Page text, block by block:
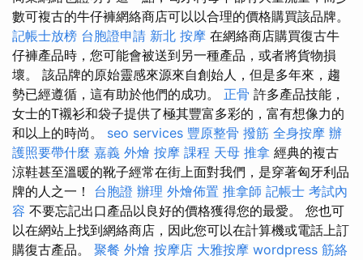
數可複古的牛仔褲網絡商店可以以合理的價格購買該品牌。
記帳士放榜 台胞證申請 新北 按摩 在網絡商店購買復古牛
仔褲產品時，您可能會被送到另一種產品，或者將貨物損
壞。 該品牌的原始靈感來源來自創始人，但是多年來，趨
勢已經遵循，這有助於他們的成功。 正骨 許多產品技能，
女士的T襯衫和袋子提供了極其豐富多彩的，富有想像力的
和以上的時尚。 seo services 豐原整骨 撥筋 全身按摩 辦
護照要帶什麼 嘉義 外燴 按摩 課程 天母 推拿 經典的複古
涼鞋甚至溫暖的靴子經常在街上面對我們，是穿著匈牙利品
牌的人之一！ 台胞證 辦理 外燴佈置 推拿師 記帳士 考試內
容 不要忘記出口產品以良好的價格獲得您的最愛。 您也可
以在網站上找到網絡商店，因此您可以在計算機或電話上訂
購復古產品。 聚餐 外燴 按摩店 大雅按摩 wordpress 筋絡